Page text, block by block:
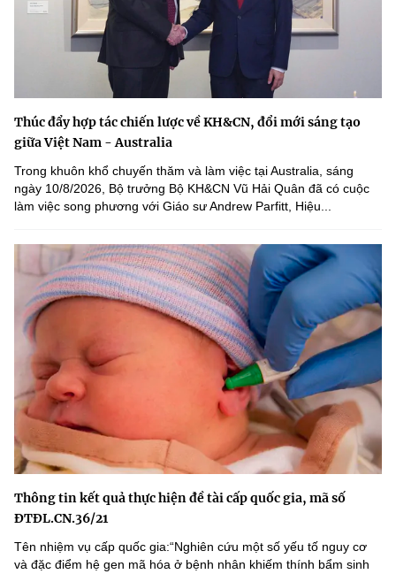
Thúc đẩy hợp tác chiến lược về KH&CN, đổi mới sáng tạo
giữa Việt Nam - Australia
Trong khuôn khổ chuyến thăm và làm việc tại Australia, sáng
ngày 10/8/2026, Bộ trưởng Bộ KH&CN Vũ Hải Quân đã có cuộc
làm việc song phương với Giáo sư Andrew Parfitt, Hiệu...
Thông tin kết quả thực hiện đề tài cấp quốc gia, mã số
ĐTĐL.CN.36/21
Tên nhiệm vụ cấp quốc gia:“Nghiên cứu một số yếu tố nguy cơ
và đặc điểm hệ gen mã hóa ở bệnh nhân khiếm thính bẩm sinh